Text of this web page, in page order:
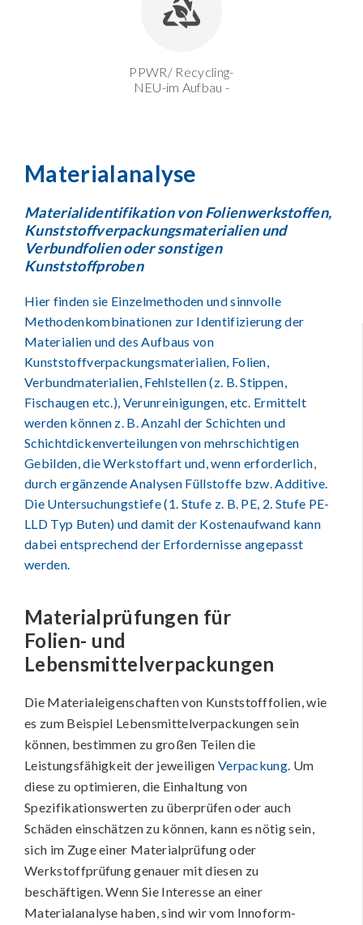
PPWR/ Recycling-
NEU-im Aufbau -
Materialanalyse
Materialidentifikation von Folienwerkstoffen,
Kunststoffverpackungsmaterialien und
Verbundfolien oder sonstigen
Kunststoffproben
Hier finden sie Einzelmethoden und sinnvolle
Methodenkombinationen zur Identifizierung der
Materialien und des Aufbaus von
Kunststoffverpackungsmaterialien, Folien,
Verbundmaterialien, Fehlstellen (z. B. Stippen,
Fischaugen etc.), Verunreinigungen, etc. Ermittelt
werden können z. B. Anzahl der Schichten und
Schichtdickenverteilungen von mehrschichtigen
Gebilden, die Werkstoffart und, wenn erforderlich,
durch ergänzende Analysen Füllstoffe bzw. Additive.
Die Untersuchungstiefe (1. Stufe z. B. PE, 2. Stufe PE-
LLD Typ Buten) und damit der Kostenaufwand kann
dabei entsprechend der Erfordernisse angepasst
werden.
Materialprüfungen für
Folien- und
Lebensmittelverpackungen
Die Materialeigenschaften von Kunststofffolien, wie
es zum Beispiel Lebensmittelverpackungen sein
können, bestimmen zu großen Teilen die
Leistungsfähigkeit der jeweiligen Verpackung. Um
diese zu optimieren, die Einhaltung von
Spezifikationswerten zu überprüfen oder auch
Schäden einschätzen zu können, kann es nötig sein,
sich im Zuge einer Materialprüfung oder
Werkstoffprüfung genauer mit diesen zu
beschäftigen. Wenn Sie Interesse an einer
Materialanalyse haben, sind wir vom Innoform-